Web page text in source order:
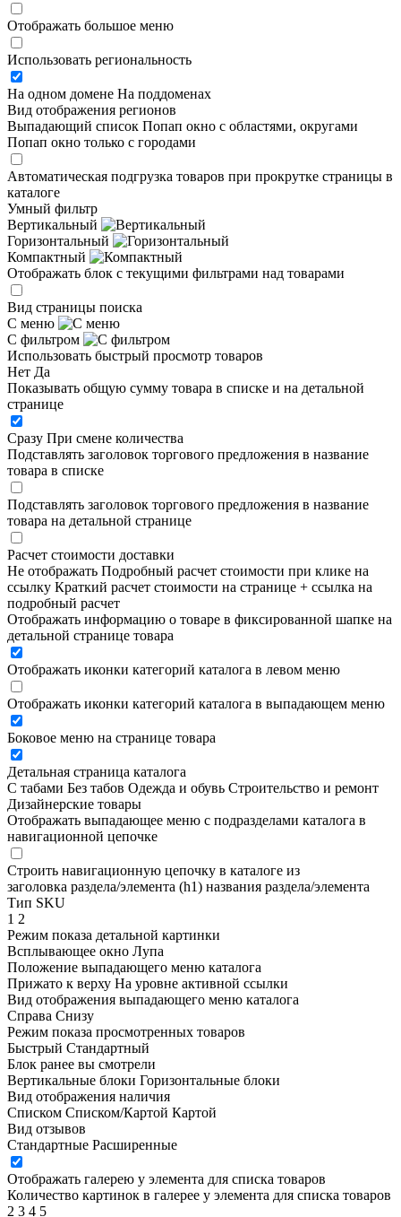
Отображать большое меню
Использовать региональность
На одном домене На поддоменах
Вид отображения регионов
Выпадающий список Попап окно c областями, округами
Попап окно только с городами
Автоматическая подгрузка товаров при прокрутке страницы в
каталоге
Умный фильтр
Вертикальный
Горизонтальный
Компактный
Отображать блок с текущими фильтрами над товарами
Вид страницы поиска
С меню
С фильтром
Использовать быстрый просмотр товаров
Нет Да
Показывать общую сумму товара в списке и на детальной
странице
Сразу При смене количества
Подставлять заголовок торгового предложения в название
товара в списке
Подставлять заголовок торгового предложения в название
товара на детальной странице
Расчет стоимости доставки
Не отображать Подробный расчет стоимости при клике на
ссылку Краткий расчет стоимости на странице + ссылка на
подробный расчет
Отображать информацию о товаре в фиксированной шапке на
детальной странице товара
Отображать иконки категорий каталога в левом меню
Отображать иконки категорий каталога в выпадающем меню
Боковое меню на странице товара
Детальная страница каталога
С табами Без табов Одежда и обувь Строительство и ремонт
Дизайнерские товары
Отображать выпадающее меню с подразделами каталога в
навигационной цепочке
Строить навигационную цепочку в каталоге из
заголовка раздела/элемента (h1) названия раздела/элемента
Тип SKU
1 2
Режим показа детальной картинки
Всплывающее окно Лупа
Положение выпадающего меню каталога
Прижато к верху На уровне активной ссылки
Вид отображения выпадающего меню каталога
Справа Снизу
Режим показа просмотренных товаров
Быстрый Стандартный
Блок ранее вы смотрели
Вертикальные блоки Горизонтальные блоки
Вид отображения наличия
Списком Списком/Картой Картой
Вид отзывов
Стандартные Расширенные
Отображать галерею у элемента для списка товаров
Количество картинок в галерее у элемента для списка товаров
2 3 4 5